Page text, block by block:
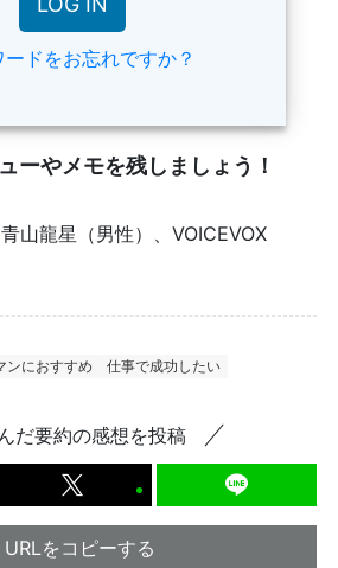
ドをお忘れですか？
ーやメモを残しましょう！
山龍星（男性）、VOICEVOX
ンにおすすめ 仕事で成功したい
だ要約の感想を投稿
URLをコピーする